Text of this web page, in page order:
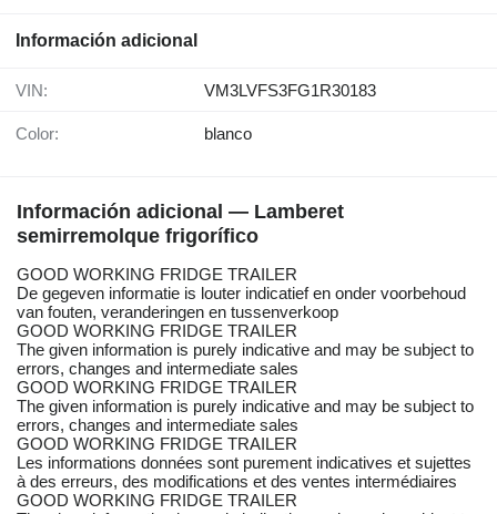
Información adicional
VIN: VM3LVFS3FG1R30183
Color: blanco
Información adicional — Lamberet
semirremolque frigorífico
GOOD WORKING FRIDGE TRAILER
De gegeven informatie is louter indicatief en onder voorbehoud
van fouten, veranderingen en tussenverkoop
GOOD WORKING FRIDGE TRAILER
The given information is purely indicative and may be subject to
errors, changes and intermediate sales
GOOD WORKING FRIDGE TRAILER
The given information is purely indicative and may be subject to
errors, changes and intermediate sales
GOOD WORKING FRIDGE TRAILER
Les informations données sont purement indicatives et sujettes
à des erreurs, des modifications et des ventes intermédiaires
GOOD WORKING FRIDGE TRAILER